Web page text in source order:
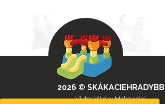
2026 © SKÁKACIEHRADYBB
Viktor Wicky Makovický